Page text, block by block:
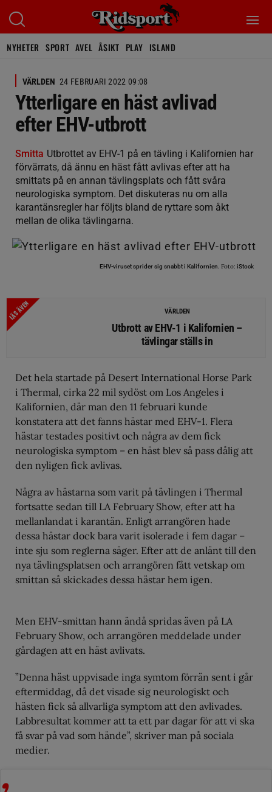
NYHETER SPORT AVEL ÅSIKT PLAY ISLAND
VÄRLDEN 24 FEBRUARI 2022 09:08
Ytterligare en häst avlivad
efter EHV-utbrott
Smitta Utbrottet av EHV-1 på en tävling i Kalifornien har
förvärrats, då ännu en häst fått avlivas efter att ha
smittats på en annan tävlingsplats och fått svåra
neurologiska symptom. Det diskuteras nu om alla
karantänsregler har följts bland de ryttare som åkt
mellan de olika tävlingarna.
EHV-viruset sprider sig snabbt i Kalifornien. Foto: iStock
LÄS ÄVEN VÄRLDEN
Utbrott av EHV-1 i Kalifornien –
tävlingar ställs in
Det hela startade på Desert International Horse Park
i Thermal, cirka 22 mil sydöst om Los Angeles i
Kalifornien, där man den 11 februari kunde
konstatera att det fanns hästar med EHV-1. Flera
hästar testades positivt och några av dem fick
neurologiska symptom – en häst blev så pass dålig att
den nyligen fick avlivas.
Några av hästarna som varit på tävlingen i Thermal
fortsatte sedan till LA February Show, efter att ha
mellanlandat i karantän. Enligt arrangören hade
dessa hästar dock bara varit isolerade i fem dagar –
inte sju som reglerna säger. Efter att de anlänt till den
nya tävlingsplatsen och arrangören fått vetskap om
smittan så skickades dessa hästar hem igen.
Men EHV-smittan hann ändå spridas även på LA
February Show, och arrangören meddelade under
gårdagen att en häst avlivats.
”Denna häst uppvisade inga symtom förrän sent i går
eftermiddag, då det visade sig neurologiskt och
hästen fick så allvarliga symptom att den avlivades.
Labbresultat kommer att ta ett par dagar för att vi ska
få svar på vad som hände”, skriver man på sociala
medier.